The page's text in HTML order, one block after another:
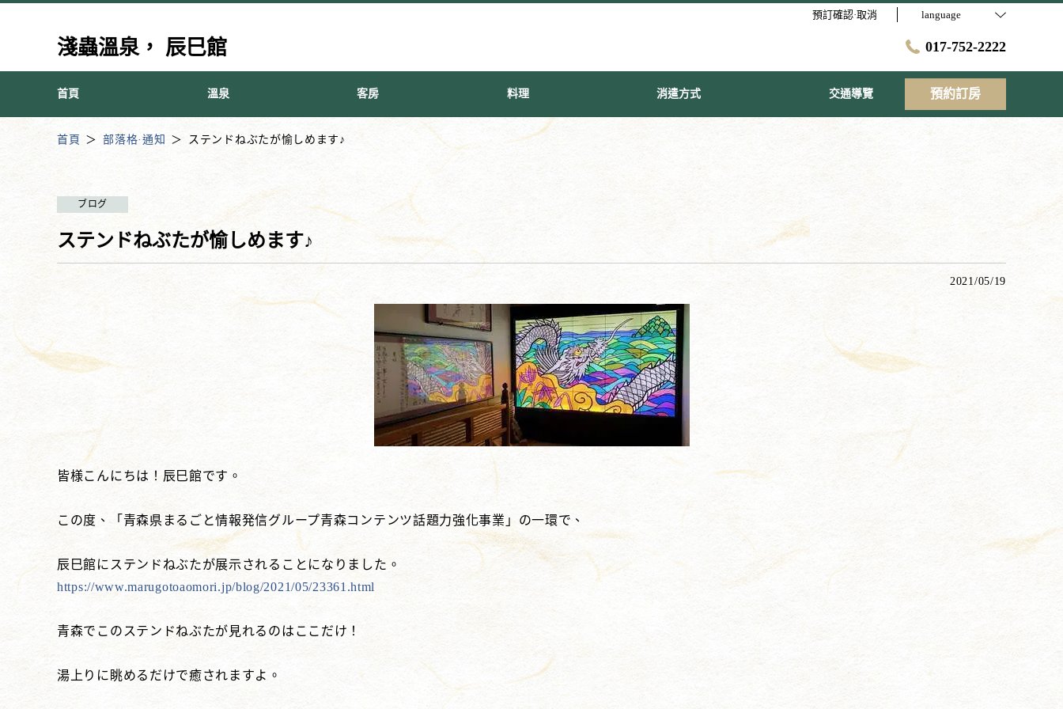
預訂確認·取消 language
淺蟲溫泉， 辰巳館 017-752-2222
首頁 溫泉 客房 料理 消遣方式 交通導覽 預約訂房
首頁 部落格·通知 ステンドねぶたが愉しめます♪
ブログ
ステンドねぶたが愉しめます♪
2021/05/19
皆様こんにちは！辰巳館です。
この度、「青森県まるごと情報発信グループ青森コンテンツ話題力強化事業」の一環で、
辰巳館にステンドねぶたが展示されることになりました。
https://www.marugotoaomori.jp/blog/2021/05/23361.html
青森でこのステンドねぶたが見れるのはここだけ！
湯上りに眺めるだけで癒されますよ。